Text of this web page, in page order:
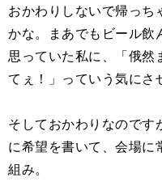
おかわりしないで帰っち
かな。まあでもビール飲
思っていた私に、「俄然
てぇ！」っていう気にさ
そしておかわりなのです
に希望を書いて、会場に
組み。